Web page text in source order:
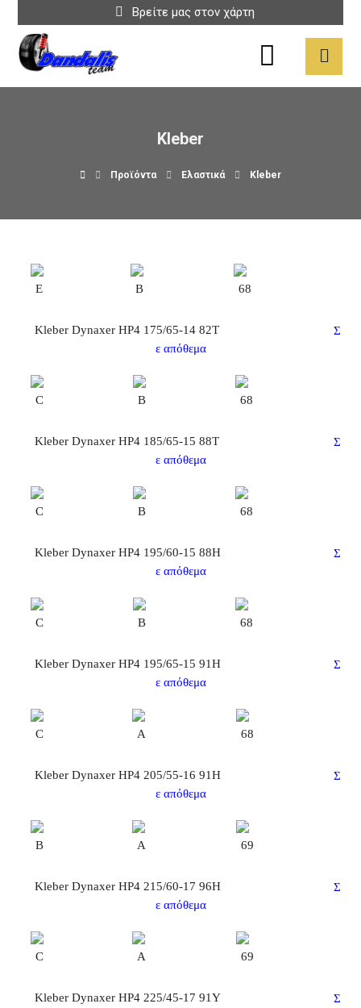
Βρείτε μας στον χάρτη
Kleber
Προϊόντα Ελαστικά Kleber
E B 68
Kleber Dynaxer HP4 175/65-14 82T
Σ
ε απόθεμα
C B 68
Kleber Dynaxer HP4 185/65-15 88T
Σ
ε απόθεμα
C B 68
Kleber Dynaxer HP4 195/60-15 88H
Σ
ε απόθεμα
C B 68
Kleber Dynaxer HP4 195/65-15 91H
Σ
ε απόθεμα
C A 68
Kleber Dynaxer HP4 205/55-16 91H
Σ
ε απόθεμα
B A 69
Kleber Dynaxer HP4 215/60-17 96H
Σ
ε απόθεμα
C A 69
Kleber Dynaxer HP4 225/45-17 91Y
Σ